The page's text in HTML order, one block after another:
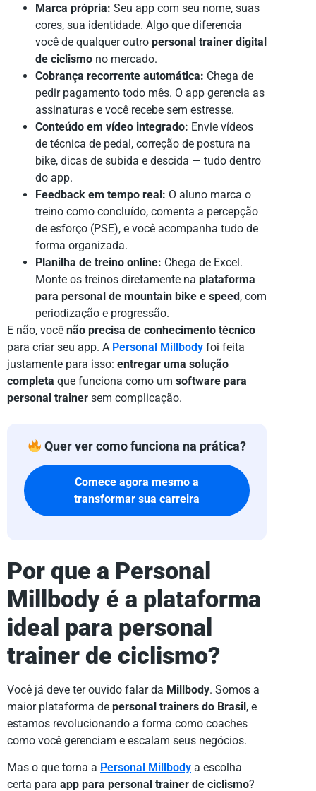
Marca própria: Seu app com seu nome, suas
cores, sua identidade. Algo que diferencia
você de qualquer outro personal trainer digital
de ciclismo no mercado.
Cobrança recorrente automática: Chega de
pedir pagamento todo mês. O app gerencia as
assinaturas e você recebe sem estresse.
Conteúdo em vídeo integrado: Envie vídeos
de técnica de pedal, correção de postura na
bike, dicas de subida e descida — tudo dentro
do app.
Feedback em tempo real: O aluno marca o
treino como concluído, comenta a percepção
de esforço (PSE), e você acompanha tudo de
forma organizada.
Planilha de treino online: Chega de Excel.
Monte os treinos diretamente na plataforma
para personal de mountain bike e speed, com
periodização e progressão.
E não, você não precisa de conhecimento técnico
para criar seu app. A Personal Millbody foi feita
justamente para isso: entregar uma solução
completa que funciona como um software para
personal trainer sem complicação.
Quer ver como funciona na prática?
Comece agora mesmo a
transformar sua carreira
Por que a Personal
Millbody é a plataforma
ideal para personal
trainer de ciclismo?
Você já deve ter ouvido falar da Millbody. Somos a
maior plataforma de personal trainers do Brasil, e
estamos revolucionando a forma como coaches
como você gerenciam e escalam seus negócios.
Mas o que torna a Personal Millbody a escolha
certa para app para personal trainer de ciclismo?